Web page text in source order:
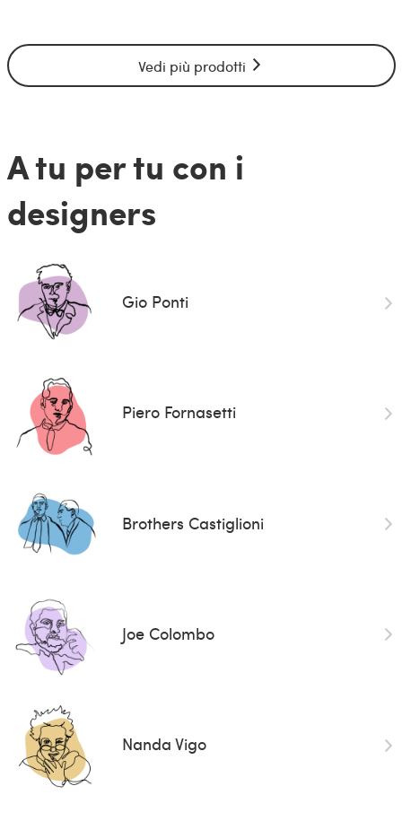
Vedi più prodotti
A tu per tu con i
designers
Gio Ponti
Piero Fornasetti
Brothers Castiglioni
Joe Colombo
Nanda Vigo